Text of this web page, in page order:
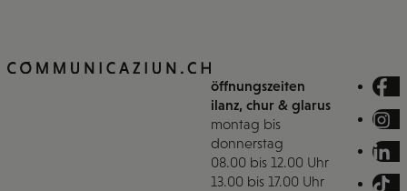
öffnungszeiten
ilanz, chur & glarus
montag bis
donnerstag
08.00 bis 12.00 Uhr
13.00 bis 17.00 Uhr